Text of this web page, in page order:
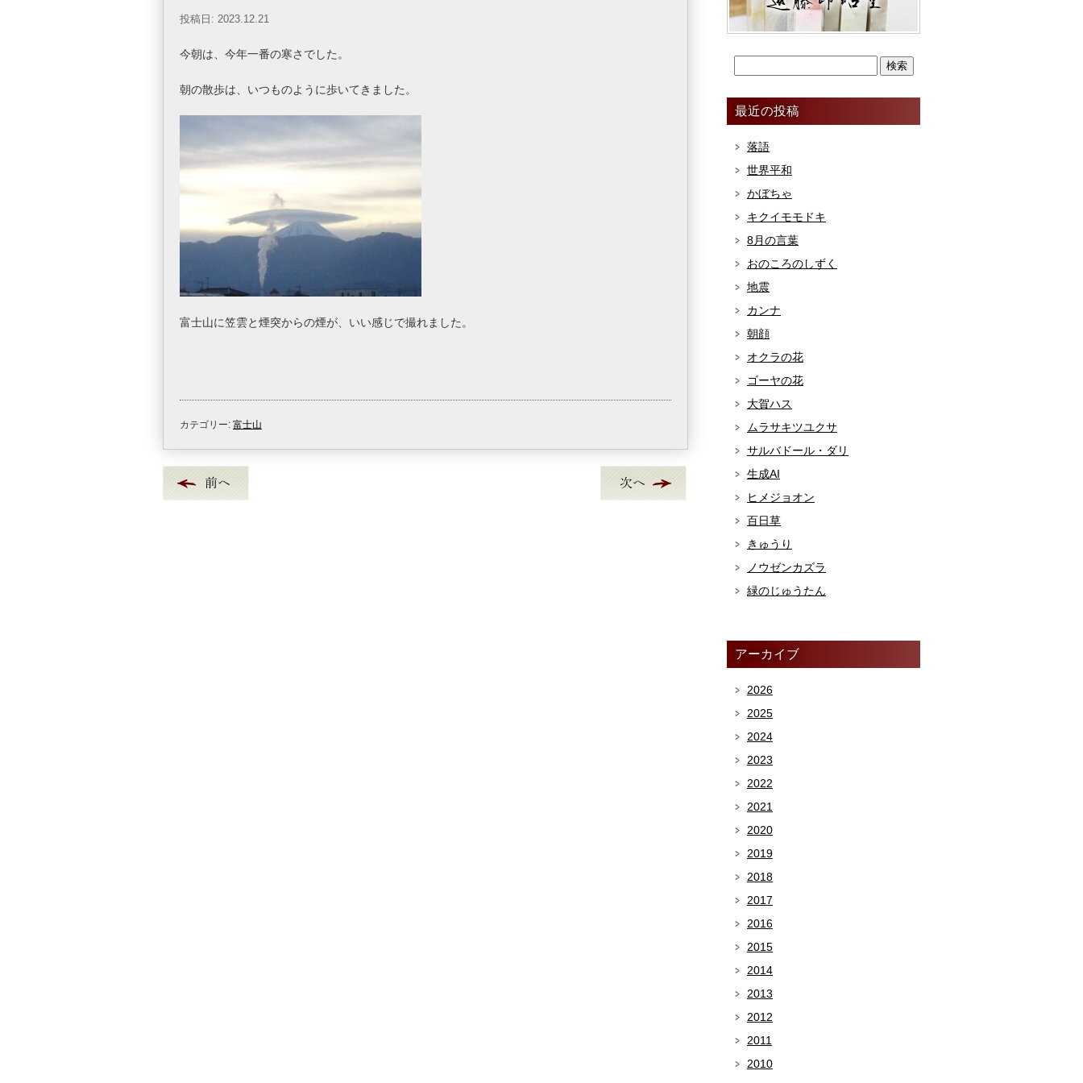
投稿日: 2023.12.21
今朝は、今年一番の寒さでした。
朝の散歩は、いつものように歩いてきました。
富士山に笠雲と煙突からの煙が、いい感じで撮れました。
カテゴリー: 富士山
最近の投稿
落語
世界平和
かぼちゃ
キクイモモドキ
8月の言葉
おのころのしずく
地震
カンナ
朝顔
オクラの花
ゴーヤの花
大賀ハス
ムラサキツユクサ
サルバドール・ダリ
生成AI
ヒメジョオン
百日草
きゅうり
ノウゼンカズラ
緑のじゅうたん
アーカイブ
2026
2025
2024
2023
2022
2021
2020
2019
2018
2017
2016
2015
2014
2013
2012
2011
2010